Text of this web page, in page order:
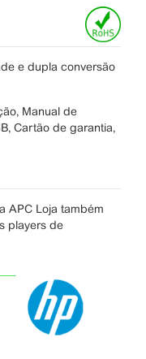
e dupla conversão
Manual de
Cartão de garantia,
APC Loja também
players de